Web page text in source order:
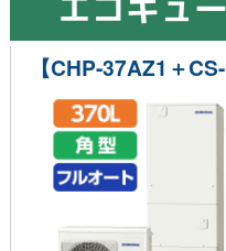
【CHP-37AZ1＋